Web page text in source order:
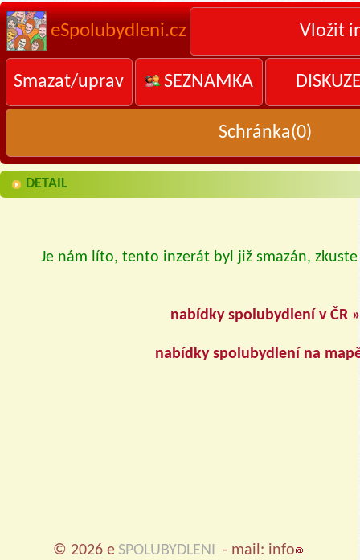
eSpolubydleni.cz Vložit
Smazat/uprav SEZNAMKA
Schránka(0)
DETAIL
Je nám líto, tento inzerát byl již smazán,
nabídky spolubydlení v ČR »
nabídky spolubydlení na
© 2026 e SPOLUBYDLENI - mail: info